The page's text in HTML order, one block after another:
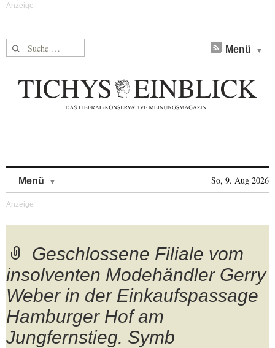
Suche nach: Menü
Menü So, 9. Aug 2026
Geschlossene Filiale vom
insolventen Modehändler Gerry
Weber in der Einkaufspassage
Hamburger Hof am
Jungfernstieg. Symb